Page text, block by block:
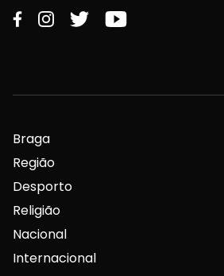
Braga
Região
Desporto
Religião
Nacional
Internacional